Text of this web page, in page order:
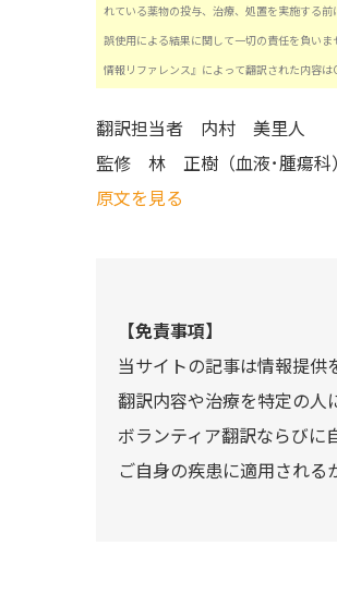
れている薬物の投与、治療、処置を実施する
誤使用による結果に関して一切の責任を負い
情報リファレンス』によって翻訳された内容
翻訳担当者 内村 美里人
監修 林 正樹（血液･腫瘍
原文を見る
【免責事項】
当サイトの記事は情報提供
翻訳内容や治療を特定の人
ボランティア翻訳ならびに
ご自身の疾患に適用される